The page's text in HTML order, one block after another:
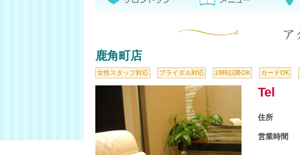
鹿角町店
女性スタッフ対応 ブライダル対応 18時以降OK カードOK
Tel
住所
営業時間